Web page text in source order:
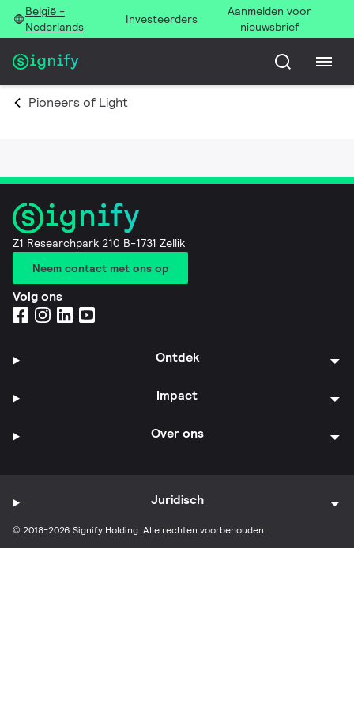
België -
Nederlands
Investeerders
Aanmelden voor
nieuwsbrief
Pioneers of Light
Z1 Researchpark 210 B-1731 Zellik
Neem contact met ons op
Volg ons
Ontdek
Impact
Over ons
© 2018-2026 Signify Holding. Alle rechten voorbehouden.
Juridisch